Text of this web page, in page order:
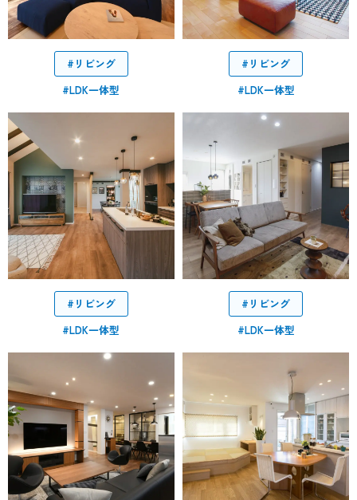
#リビング
#LDK一体型
#リビング
#LDK一体型
#リビング
#LDK一体型
#リビング
#LDK一体型